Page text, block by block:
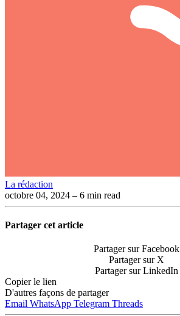
La rédaction
octobre 04, 2024 – 6 min read
Partager cet article
Partager sur Facebook
Partager sur X
Partager sur LinkedIn
Copier le lien
D'autres façons de partager
Email WhatsApp Telegram Threads